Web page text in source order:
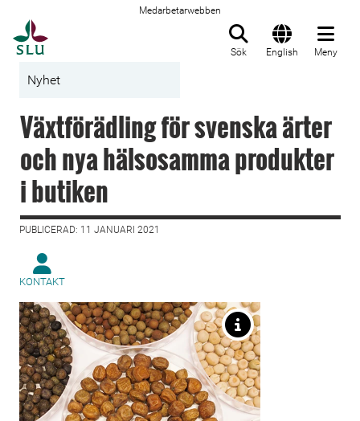
Medarbetarwebben
Sök English Meny
Nyhet
Växtförädling för svenska ärter
och nya hälsosamma produkter
i butiken
PUBLICERAD: 11 JANUARI 2021
KONTAKT